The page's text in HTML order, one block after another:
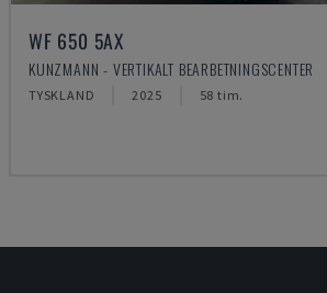
WF 650 5AX
KUNZMANN - VERTIKALT BEARBETNINGSCENTER
TYSKLAND 2025 58 tim.